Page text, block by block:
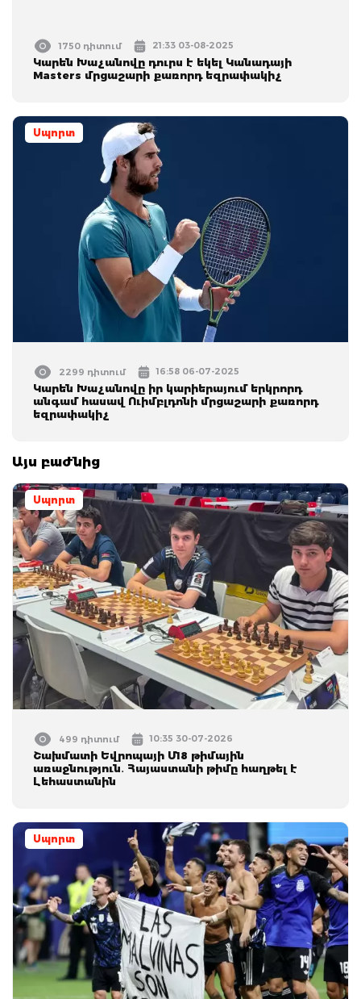
1750 դիտում 21:33 03-08-2025
Կարեն Խաչանովը դուրս է եկել Կանադայի
Masters մրցաշարի քառորդ եզրափակիչ
Սպորտ
2299 դիտում 16:58 06-07-2025
Կարեն Խաչանովը իր կարիերայում երկրորդ
անգամ հասավ Ուիմբլդոնի մրցաշարի քառորդ
եզրափակիչ
Այս բաժնից
Սպորտ
499 դիտում 10:35 30-07-2026
Շախմատի Եվրոպայի Մ18 թիմային
առաջնություն․ Հայաստանի թիմը հաղթել է
Լեհաստանին
Սպորտ